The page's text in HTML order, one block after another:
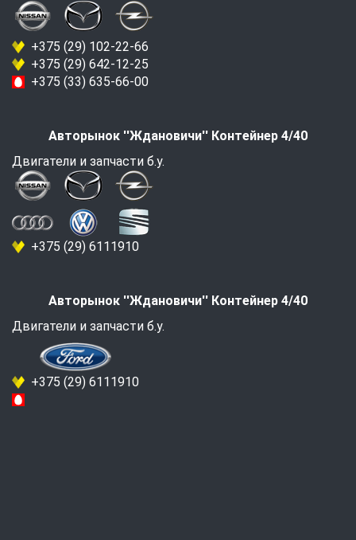
+375 (29) 102-22-66
+375 (29) 642-12-25
+375 (33) 635-66-00
Авторынок ''Ждановичи'' Контейнер 4/40
Двигатели и запчасти б.у.
+375 (29) 6111910
Авторынок ''Ждановичи'' Контейнер 4/40
Двигатели и запчасти б.у.
+375 (29) 6111910